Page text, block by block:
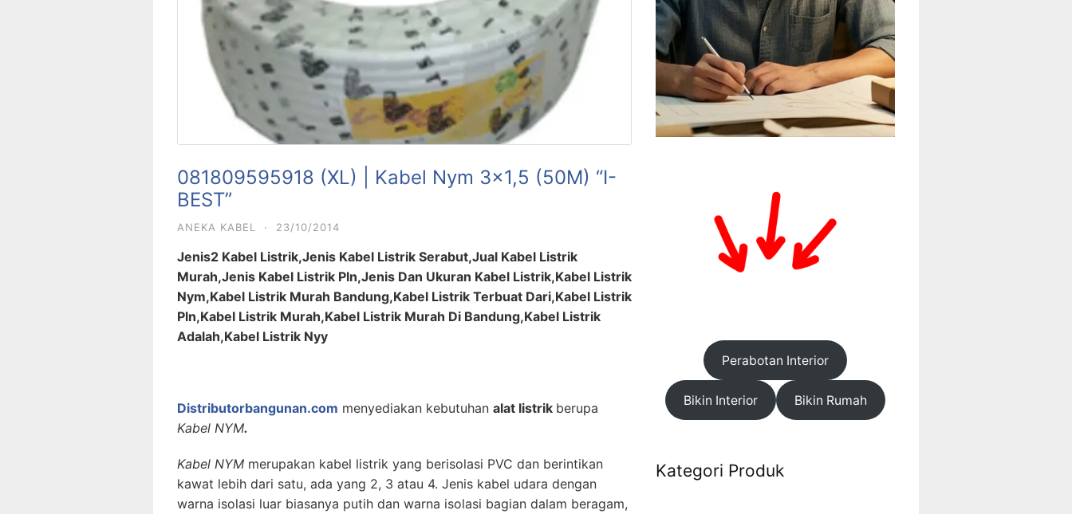
081809595918 (XL) | Kabel Nym 3×1,5 (50M) “I-
BEST”
ANEKA KABEL · 23/10/2014
Jenis2 Kabel Listrik,Jenis Kabel Listrik Serabut,Jual Kabel Listrik
Murah,Jenis Kabel Listrik Pln,Jenis Dan Ukuran Kabel Listrik,Kabel Listrik
Nym,Kabel Listrik Murah Bandung,Kabel Listrik Terbuat Dari,Kabel Listrik
Pln,Kabel Listrik Murah,Kabel Listrik Murah Di Bandung,Kabel Listrik
Adalah,Kabel Listrik Nyy
Distributorbangunan.com menyediakan kebutuhan alat listrik berupa
Kabel NYM.
Kabel NYM merupakan kabel listrik yang berisolasi PVC dan berintikan
kawat lebih dari satu, ada yang 2, 3 atau 4. Jenis kabel udara dengan
warna isolasi luar biasanya putih dan warna isolasi bagian dalam beragam,
Perabotan Interior
Bikin Interior Bikin Rumah
Kategori Produk